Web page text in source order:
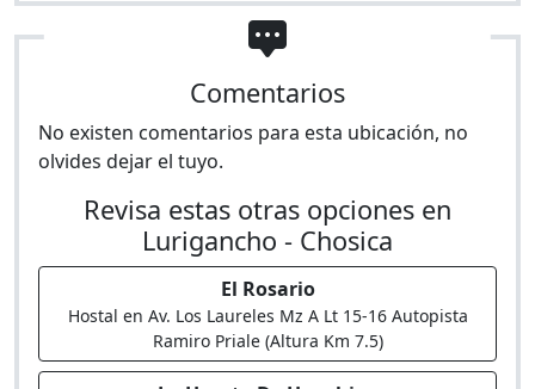
Comentarios
No existen comentarios para esta ubicación, no
olvides dejar el tuyo.
Revisa estas otras opciones en
Lurigancho - Chosica
El Rosario
Hostal en Av. Los Laureles Mz A Lt 15-16 Autopista
Ramiro Priale (Altura Km 7.5)